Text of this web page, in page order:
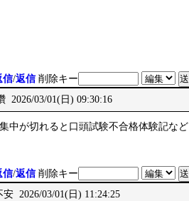
信/返信 削除キー
2026/03/01(日) 09:30:16
中が切れると口頭試験不合格体験記など
信/返信 削除キー
安 2026/03/01(日) 11:24:25